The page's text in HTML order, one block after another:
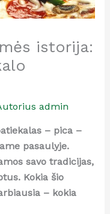
istorija:
admin
– pica –
pasaulyje.
savo tradicijas,
Kokia šio
– kokia